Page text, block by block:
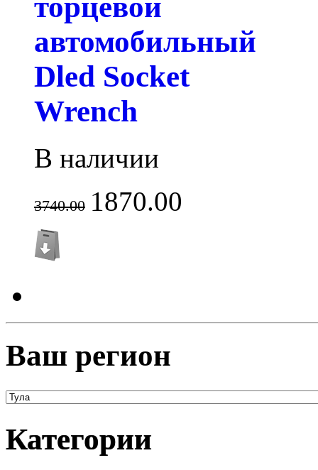
автомобильный
Dled Socket
Wrench
В наличии
3740.00 1870.00
Ваш регион
Категории